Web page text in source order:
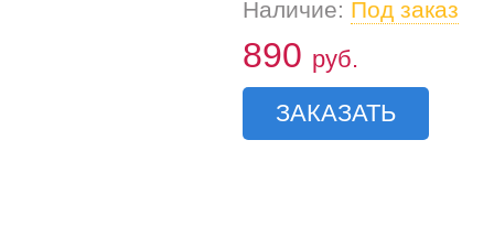
Наличие: Под заказ
890 руб.
ЗАКАЗАТЬ